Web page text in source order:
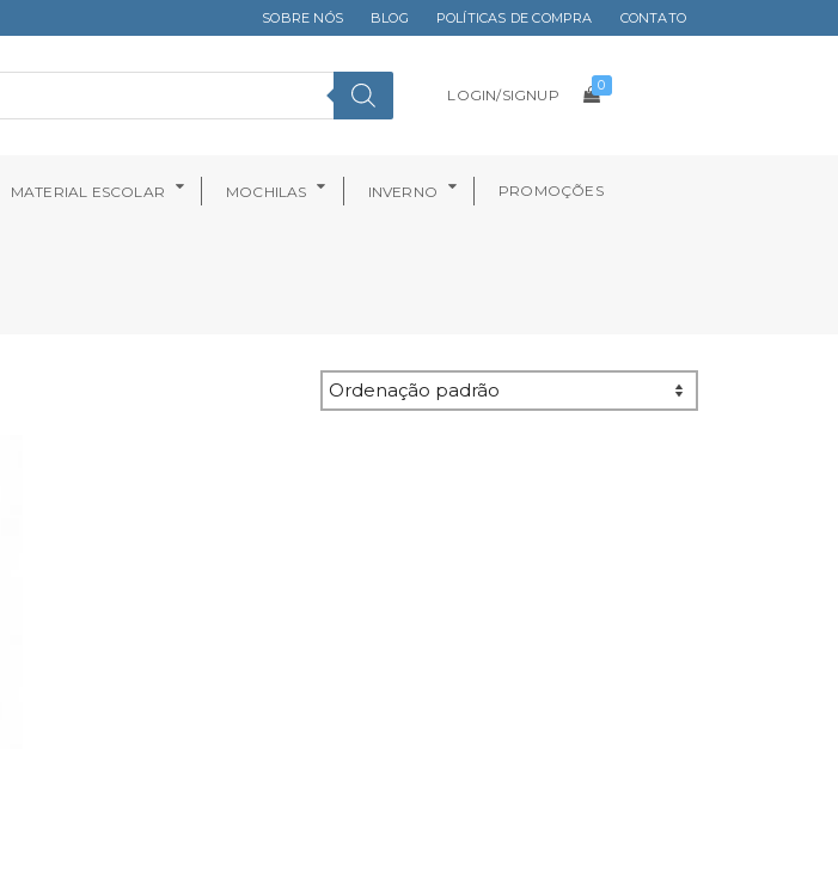
SOBRE NÓS BLOG POLÍTICAS DE COMPRA CONTATO
LOGIN/SIGNUP
0
MATERIAL ESCOLAR MOCHILAS INVERNO PROMOÇÕES